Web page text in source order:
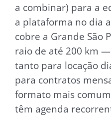
a combinar) para a
a plataforma no dia
cobre a Grande São
raio de até 200 km
tanto para locação
para contratos
formato mais
têm agenda